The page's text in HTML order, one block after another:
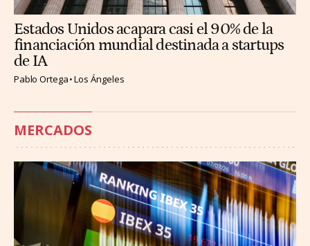
Estados Unidos acapara casi el 90% de la
financiación mundial destinada a startups
de IA
Pablo Ortega Los Ángeles
MERCADOS